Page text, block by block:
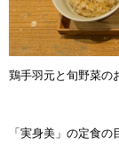
鶏手羽元と旬野菜の
「実身美」の定食